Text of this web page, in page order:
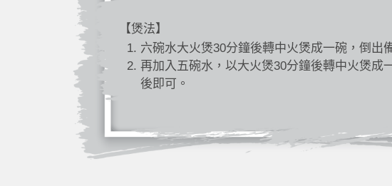
【煲法】
六碗水大火煲30分鐘後轉中火煲成一碗，倒出
再加入五碗水，以大火煲30分鐘後轉中火煲成
後即可。